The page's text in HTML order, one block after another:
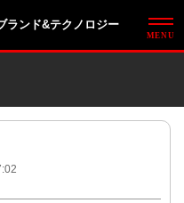
ランド&テクノロジー